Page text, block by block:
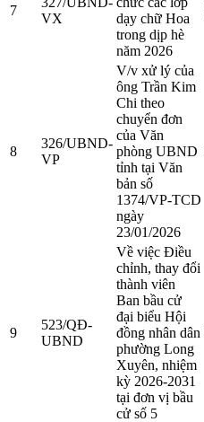
7
VX
dạy chữ Hoa
trong dịp hè
năm 2026
8
326/UBND-
VP
V/v xử lý của
ông Trần Kim
Chi theo
chuyển đơn
của Văn
phòng UBND
tỉnh tại Văn
bản số
1374/VP-TCD
ngày
23/01/2026
9
523/QĐ-
UBND
Về việc Điều
chỉnh, thay đổi
thành viên
Ban bầu cử
đại biểu Hội
đồng nhân dân
phường Long
Xuyên, nhiệm
kỳ 2026-2031
tại đơn vị bầu
cử số 5